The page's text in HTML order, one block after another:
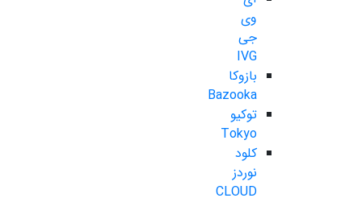
وی
جی
IVG
بازوکا
Bazooka
توکیو
Tokyo
کلود
نوردز
CLOUD